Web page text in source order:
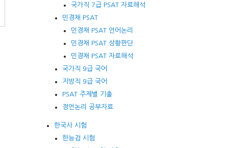
국가직 7급 PSAT 자료해석
민경채 PSAT
민경채 PSAT 언어논리
민경채 PSAT 상황판단
민경채 PSAT 자료해석
국가직 9급 국어
지방직 9급 국어
PSAT 주제별 기출
정언논리 공부자료
한국사 시험
한능검 시험